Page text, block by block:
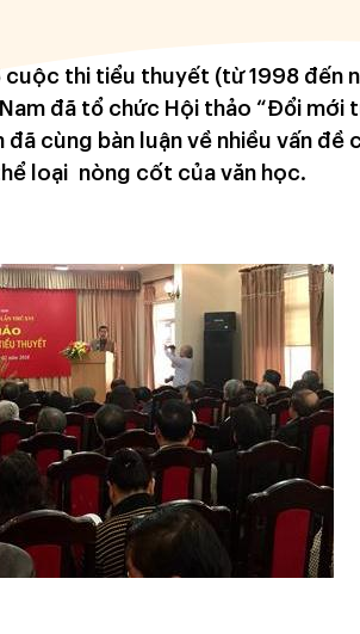
cuộc thi tiểu thuyết (từ 1998 đến
đã tổ chức Hội thảo “Đổi mới
cùng bàn luận về nhiều vấn đề
loại nòng cốt của văn học.